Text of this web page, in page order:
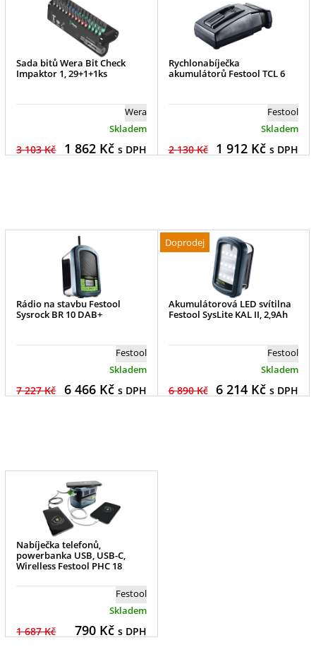
Sada bitů Wera Bit Check
Impaktor 1, 29+1+1ks
Wera
Skladem
3 103 Kč 1 862Kč s DPH
Rychlonabíječka
akumulátorů Festool TCL 6
Festool
Skladem
2 130 Kč 1 912Kč s DPH
Rádio na stavbu Festool
Sysrock BR 10 DAB+
Festool
Skladem
7 227 Kč 6 466Kč s DPH
Doprodej
Akumulátorová LED svítilna
Festool SysLite KAL II, 2,9Ah
Festool
Skladem
6 890 Kč 6 214Kč s DPH
Nabíječka telefonů,
powerbanka USB, USB-C,
Wirelless Festool PHC 18
Festool
Skladem
1 687 Kč 790Kč s DPH